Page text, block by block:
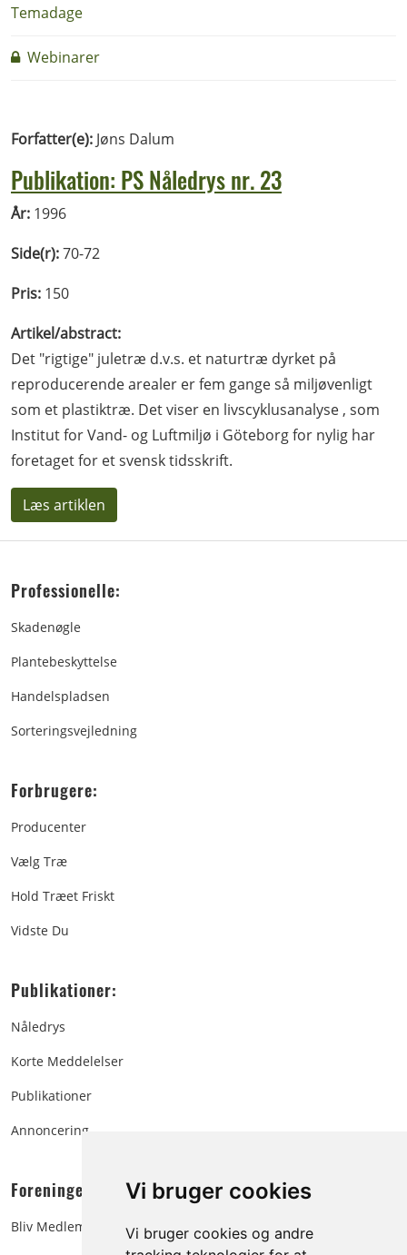
Vi bruger cookies
Vi bruger cookies og andre
Temadage
Webinarer
Forfatter(e): Jøns Dalum
Publikation: PS Nåledrys nr. 23
År: 1996
Side(r):70-72
Pris: 150
Artikel/abstract:
Det "rigtige" juletræ d.v.s. et naturtræ dyrket på
reproducerende arealer er fem gange så miljøvenligt
som et plastiktræ. Det viser en livscyklusanalyse , som
Institut for Vand- og Luftmiljø i Göteborg for nylig har
foretaget for et svensk tidsskrift.
Læs artiklen
Professionelle:
Skadenøgle
Plantebeskyttelse
Handelspladsen
Sorteringsvejledning
Forbrugere:
Producenter
Vælg Træ
Hold Træet Friskt
Vidste Du
Publikationer:
Nåledrys
Korte Meddelelser
Publikationer
Annoncering
Foreningen:
Bliv Medlem